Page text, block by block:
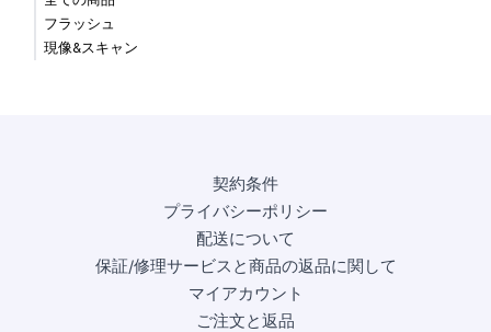
フラッシュ
現像&スキャン
契約条件
プライバシーポリシー
配送について
保証/修理サービスと商品の返品に関して
マイアカウント
ご注文と返品